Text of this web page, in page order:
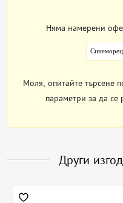
Няма намерени
Синеморец
Моля, опитайте търсене
параметри за да се
Други